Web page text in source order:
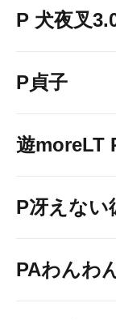
P 犬夜叉
P貞子
遊moreLT
P冴えない
PAわんわ